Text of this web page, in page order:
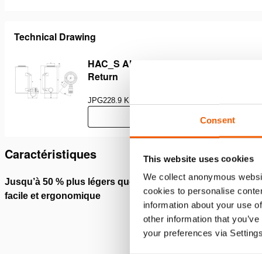
Consent
This website uses cookies
We collect anonymous
cookies to personalise
information about your use
other information that
your preferences via
Technical Drawing
HAC_S Aluminium Cylinders Spring
Return
JPG228.9 KB
Télécharger
Caractéristiques
Jusqu’à 50 % plus légers que les vérins en acier -
facile et ergonomique
longue